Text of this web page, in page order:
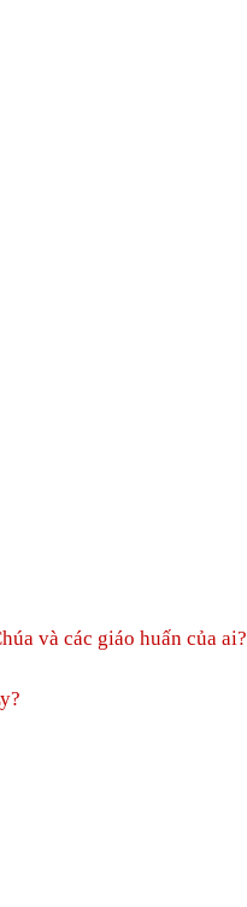
và các giáo huấn của ai?